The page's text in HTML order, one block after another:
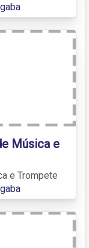
Música e
e Trompete